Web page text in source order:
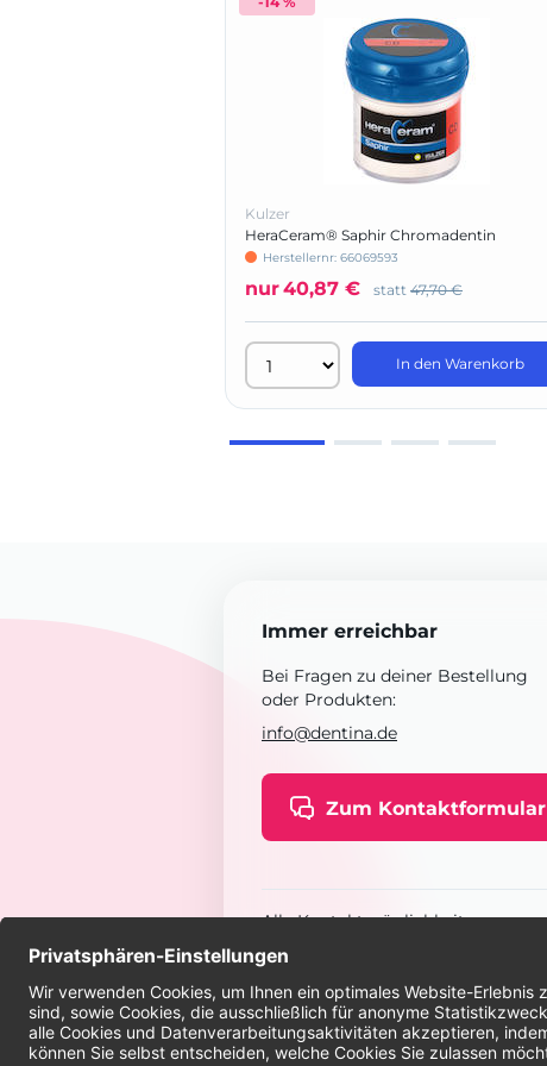
Kulzer
HeraCeram® Saphir Chromadentin
Herstellernr: 66069593
nur40,87 € statt 47,70 €
In den Warenkorb
Immer erreichbar
Bei Fragen zu deiner Bestellung
oder Produkten:
info@dentina.de
Zum Kontaktformular
Alle Kontaktmöglichkeiten